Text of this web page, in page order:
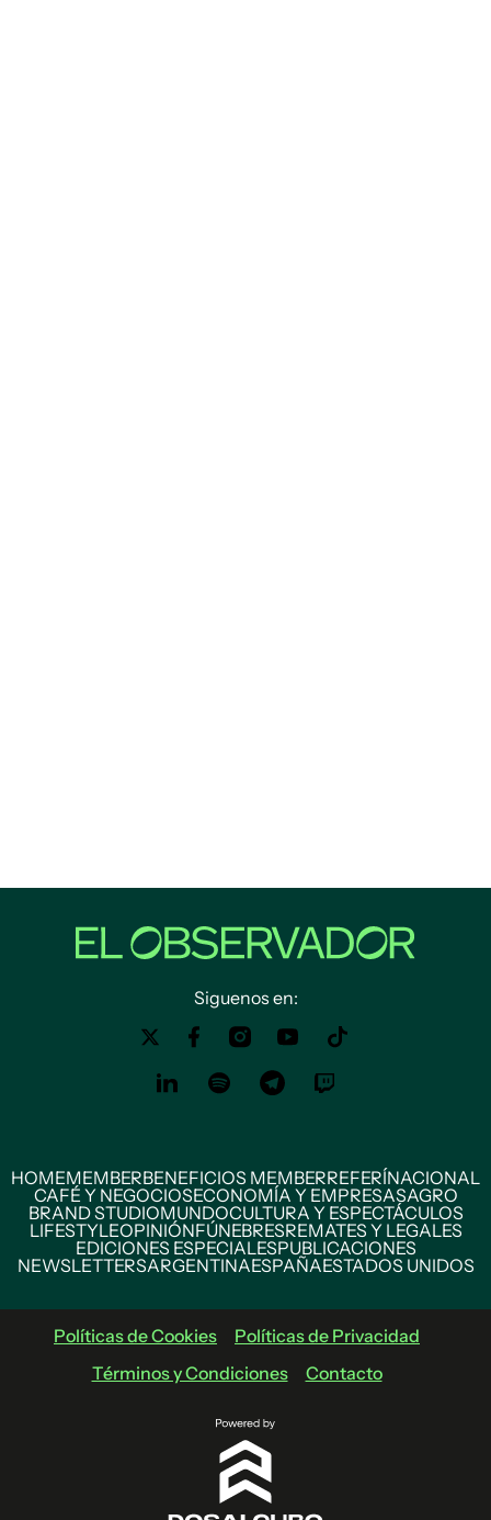
Siguenos en:
HOMEMEMBERBENEFICIOS MEMBERREFERÍNACIONAL
CAFÉ Y NEGOCIOSECONOMÍA Y EMPRESASAGRO
BRAND STUDIOMUNDOCULTURA Y ESPECTÁCULOS
LIFESTYLEOPINIÓNFÚNEBRESREMATES Y LEGALES
EDICIONES ESPECIALESPUBLICACIONES
NEWSLETTERSARGENTINAESPAÑAESTADOS UNIDOS
Políticas de Cookies
Políticas de Privacidad
Términos y Condiciones
Contacto